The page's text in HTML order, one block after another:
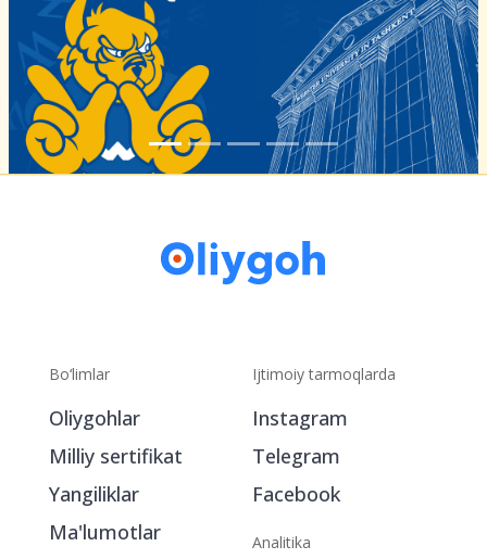
Bo‘limlar
Oliygohlar
Milliy sertifikat
Yangiliklar
Ma'lumotlar
Ijtimoiy tarmoqlarda
Instagram
Telegram
Facebook
Analitika